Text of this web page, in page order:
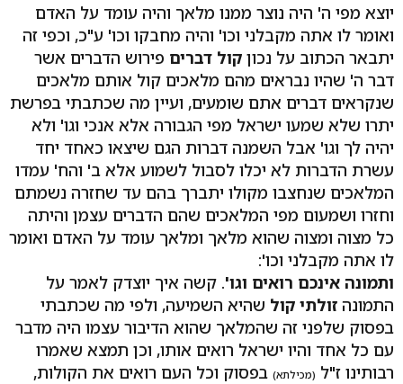
יוצא מפי ה' היה נוצר ממנו מלאך והיה עומד על האדם
ואומר לו אתה מקבלני וכו' והיה מחבקו וכו' ע"כ, וכפי זה
יתבאר הכתוב על נכון קול דברים פירוש הדברים אשר
דבר ה' שהיו נבראים מהם מלאכים קול אותם מלאכים
שנקראים דברים אתם שומעים, ועיין מה שכתבתי בפרשת
יתרו שלא שמעו ישראל מפי הגבורה אלא אנכי וגו' ולא
יהיה לך וגו' אבל השמנה דברות הגם שיצאו כאחד יחד
עשרת הדברות לא יכלו לסבול לשמוע אלא ב' והח' עמדו
המלאכים שנחצבו מקולו יתברך בהם עד שחזרה נשמתם
וחזרו ושמעום מפי המלאכים שהם הדברים עצמן והיתה
כל מצוה ומצוה שהוא מלאך ומלאך עומד על האדם ואומר
לו אתה מקבלני וכו':
ותמונה אינכם רואים וגו'. קשה איך יוצדק לאמר על
התמונה זולתי קול שהיא השמיעה, ולפי מה שכתבתי
בפסוק שלפני זה שהמלאך שהוא הדיבור עצמו היה מדבר
עם כל אחד והיו ישראל רואים אותו, וכן תמצא שאמרו
רבותינו ז"ל (מכילתא) בפסוק וכל העם רואים את הקולות,